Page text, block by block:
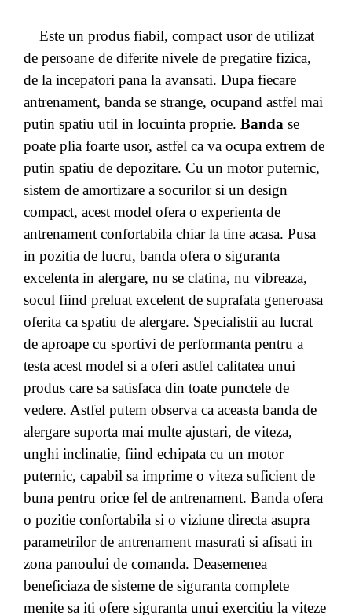
Este un produs fiabil, compact usor de utilizat
de persoane de diferite nivele de pregatire fizica,
de la incepatori pana la avansati. Dupa fiecare
antrenament, banda se strange, ocupand astfel mai
putin spatiu util in locuinta proprie. Banda se
poate plia foarte usor, astfel ca va ocupa extrem de
putin spatiu de depozitare. Cu un motor puternic,
sistem de amortizare a socurilor si un design
compact, acest model ofera o experienta de
antrenament confortabila chiar la tine acasa. Pusa
in pozitia de lucru, banda ofera o siguranta
excelenta in alergare, nu se clatina, nu vibreaza,
socul fiind preluat excelent de suprafata generoasa
oferita ca spatiu de alergare. Specialistii au lucrat
de aproape cu sportivi de performanta pentru a
testa acest model si a oferi astfel calitatea unui
produs care sa satisfaca din toate punctele de
vedere. Astfel putem observa ca aceasta banda de
alergare suporta mai multe ajustari, de viteza,
unghi inclinatie, fiind echipata cu un motor
puternic, capabil sa imprime o viteza suficient de
buna pentru orice fel de antrenament. Banda ofera
o pozitie confortabila si o viziune directa asupra
parametrilor de antrenament masurati si afisati in
zona panoului de comanda. Deasemenea
beneficiaza de sisteme de siguranta complete
menite sa iti ofere siguranta unui exercitiu la viteze